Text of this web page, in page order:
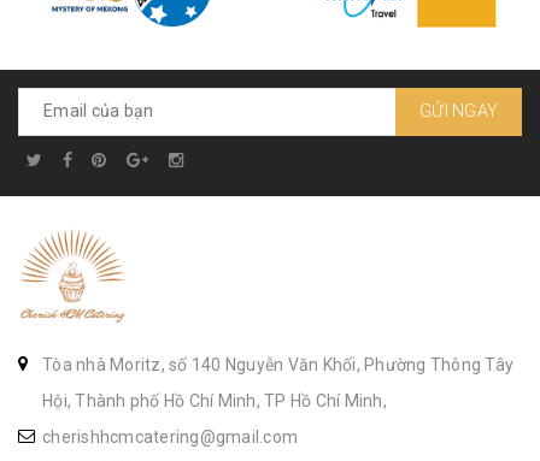
GỬI NGAY
Tòa nhà Moritz, số 140 Nguyễn Văn Khối, Phường Thông Tây
Hội, Thành phố Hồ Chí Minh, TP Hồ Chí Minh,
cherishhcmcatering@gmail.com